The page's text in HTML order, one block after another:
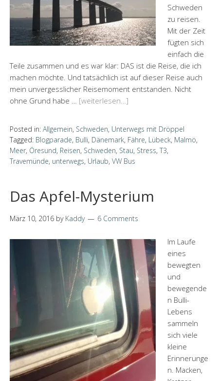
Schweden
zu reisen.
Mit der Zeit
fügten sich
einfach die
Teile zusammen und es war klar: DAS ist die Reise, die ich
machen möchte. Und tatsächlich ist auf dieser Reise auch
mein unvergesslicher Reisemoment entstanden. Nicht
ohne Grund habe … [weiterlesen…]
Posted in: Allgemein, Schweden, Unterwegs mit Dröppel
Tagged: Blogparade, Bulli, Dänemark, Fähre, Lübeck, Malmö,
Meer, Öresund, Reisen, Schweden, Stau, Stress, T3,
Travemünde, unterwegs, Urlaub, VW Bus
Das Apfel-Mysterium
März 10, 2016 by Kaddy 6 Comments
Im Laufe
eines
bewegten
und
bewegende
n Bulli-
Lebens
sammeln
sich viele
kleine
Erinnerunge
n. Macken,